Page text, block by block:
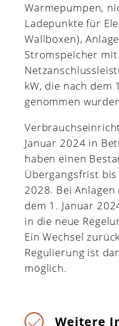
Wärmepumpen,
Ladepunkte für
Wallboxen),
Stromspeicher
kW, die nach dem
genommen
Januar 2024 in
haben einen
Übergangsfrist
2028. Bei
dem 1. Januar
in die neue
Ein Wechsel
Regulierung ist
möglich.
Weitere